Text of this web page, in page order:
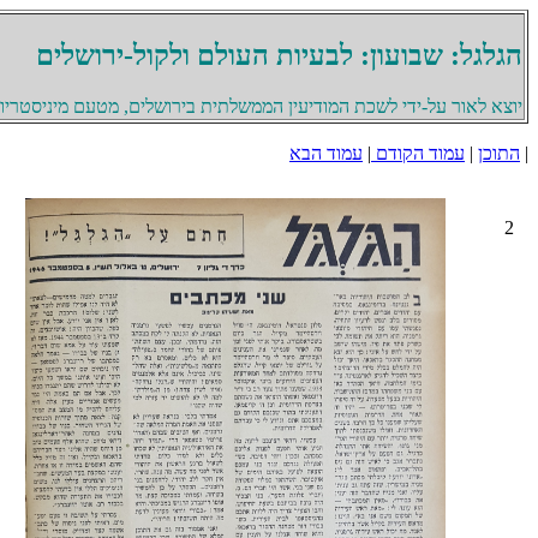
הגלגל: שבועון: לבעיות העולם ולקול-ירושלים
יוצא לאור על-ידי לשכת המודיעין הממשלתית בירושלים, מטעם
| התוכן | עמוד הקודם | עמוד הבא
2